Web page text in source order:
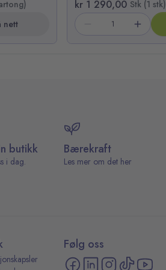
nett
kr 1 290,00 Stk (1 stk)
butikk
i dag.
Bærekraft
Les mer om det her
Følg oss